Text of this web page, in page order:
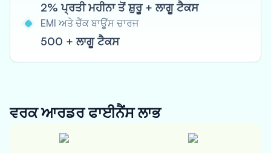
2% ਪ੍ਰਤੀ ਮਹੀਨਾ ਤੋਂ ਸ਼ੁਰੂ + ਲਾਗੂ ਟੈਕਸ
EMI ਅਤੇ ਚੈੱਕ ਬਾਊਂਸ ਚਾਰਜ
500 + ਲਾਗੂ ਟੈਕਸ
ਵਰਕ ਆਰਡਰ ਫਾਈਨੈਂਸਲਾਭ